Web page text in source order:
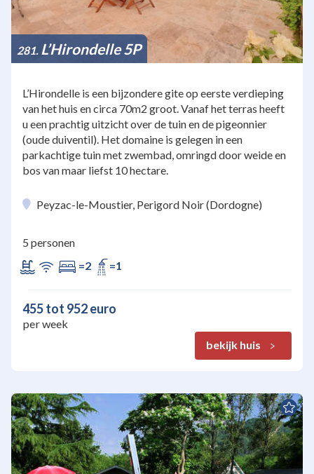
281 L’Hirondelle 5P
L’Hirondelle is een bijzondere gite op eerste verdieping
van het huis en circa 70m2 groot. Vanaf het terras heeft
u een prachtig uitzicht over de tuin en de pigeonnier
(oude duiventil). Het domaine is gelegen in een
parkachtige tuin met zwembad, omringd door weide en
bos van maar liefst 10 hectare.
Peyzac-le-Moustier, Perigord Noir (Dordogne)
5 personen
=2
=1
455 tot 952 euro
per week
bekijk huis